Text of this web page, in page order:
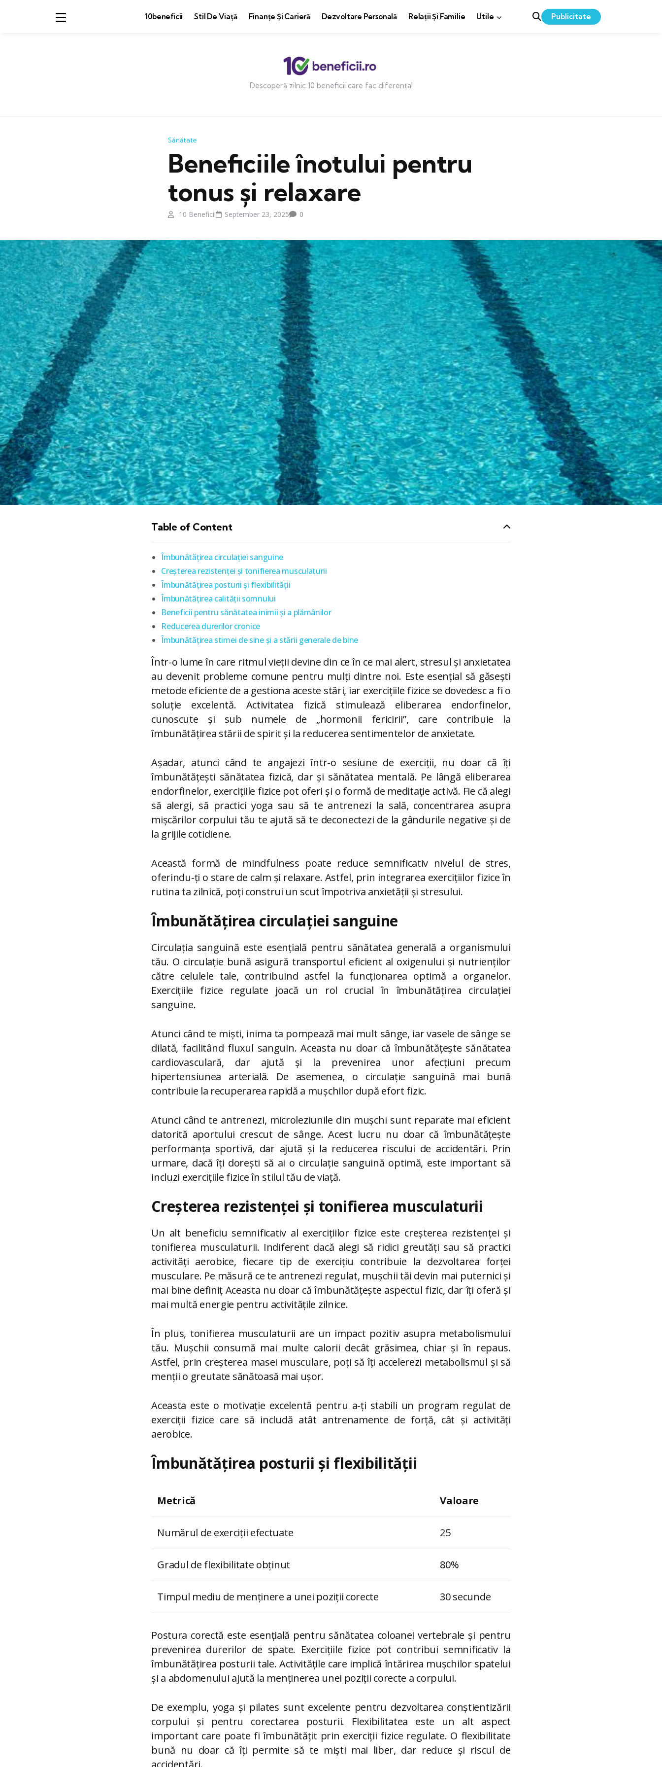
10beneficii Stil De Viață Finanțe Și Carieră Dezvoltare Personală Relații Și Familie Utile Publicitate
Descoperă zilnic 10 beneficii care fac diferența!
Sănătate
Beneficiile înotului pentru
tonus și relaxare
10 Beneficii September 23, 2025 0
Table of Content
Îmbunătățirea circulației sanguine
Creșterea rezistenței și tonifierea musculaturii
Îmbunătățirea posturii și flexibilității
Îmbunătățirea calității somnului
Beneficii pentru sănătatea inimii și a plămânilor
Reducerea durerilor cronice
Îmbunătățirea stimei de sine și a stării generale de bine
Într-o lume în care ritmul vieții devine din ce în ce mai alert, stresul și anxietatea
au devenit probleme comune pentru mulți dintre noi. Este esențial să găsești
metode eficiente de a gestiona aceste stări, iar exercițiile fizice se dovedesc a fi o
soluție excelentă. Activitatea fizică stimulează eliberarea endorfinelor,
cunoscute și sub numele de „hormonii fericirii”, care contribuie la
îmbunătățirea stării de spirit și la reducerea sentimentelor de anxietate.
Așadar, atunci când te angajezi într-o sesiune de exerciții, nu doar că îți
îmbunătățești sănătatea fizică, dar și sănătatea mentală. Pe lângă eliberarea
endorfinelor, exercițiile fizice pot oferi și o formă de meditație activă. Fie că alegi
să alergi, să practici yoga sau să te antrenezi la sală, concentrarea asupra
mișcărilor corpului tău te ajută să te deconectezi de la gândurile negative și de
la grijile cotidiene.
Această formă de mindfulness poate reduce semnificativ nivelul de stres,
oferindu-ți o stare de calm și relaxare. Astfel, prin integrarea exercițiilor fizice în
rutina ta zilnică, poți construi un scut împotriva anxietății și stresului.
Îmbunătățirea circulației sanguine
Circulația sanguină este esențială pentru sănătatea generală a organismului
tău. O circulație bună asigură transportul eficient al oxigenului și nutrienților
către celulele tale, contribuind astfel la funcționarea optimă a organelor.
Exercițiile fizice regulate joacă un rol crucial în îmbunătățirea circulației
sanguine.
Atunci când te miști, inima ta pompează mai mult sânge, iar vasele de sânge se
dilată, facilitând fluxul sanguin. Aceasta nu doar că îmbunătățește sănătatea
cardiovasculară, dar ajută și la prevenirea unor afecțiuni precum
hipertensiunea arterială. De asemenea, o circulație sanguină mai bună
contribuie la recuperarea rapidă a mușchilor după efort fizic.
Atunci când te antrenezi, microleziunile din mușchi sunt reparate mai eficient
datorită aportului crescut de sânge. Acest lucru nu doar că îmbunătățește
performanța sportivă, dar ajută și la reducerea riscului de accidentări. Prin
urmare, dacă îți dorești să ai o circulație sanguină optimă, este important să
incluzi exercițiile fizice în stilul tău de viață.
Creșterea rezistenței și tonifierea musculaturii
Un alt beneficiu semnificativ al exercițiilor fizice este creșterea rezistenței și
tonifierea musculaturii. Indiferent dacă alegi să ridici greutăți sau să practici
activități aerobice, fiecare tip de exercițiu contribuie la dezvoltarea forței
musculare. Pe măsură ce te antrenezi regulat, mușchii tăi devin mai puternici și
mai bine definiț Aceasta nu doar că îmbunătățește aspectul fizic, dar îți oferă și
mai multă energie pentru activitățile zilnice.
În plus, tonifierea musculaturii are un impact pozitiv asupra metabolismului
tău. Mușchii consumă mai multe calorii decât grăsimea, chiar și în repaus.
Astfel, prin creșterea masei musculare, poți să îți accelerezi metabolismul și să
menții o greutate sănătoasă mai ușor.
Aceasta este o motivație excelentă pentru a-ți stabili un program regulat de
exerciții fizice care să includă atât antrenamente de forță, cât și activități
aerobice.
Îmbunătățirea posturii și flexibilității
Metrică Valoare
Numărul de exerciții efectuate 25
Gradul de flexibilitate obținut 80%
Timpul mediu de menținere a unei poziții corecte 30 secunde
Postura corectă este esențială pentru sănătatea coloanei vertebrale și pentru
prevenirea durerilor de spate. Exercițiile fizice pot contribui semnificativ la
îmbunătățirea posturii tale. Activitățile care implică întărirea mușchilor spatelui
și a abdomenului ajută la menținerea unei poziții corecte a corpului.
De exemplu, yoga și pilates sunt excelente pentru dezvoltarea conștientizării
corpului și pentru corectarea posturii. Flexibilitatea este un alt aspect
important care poate fi îmbunătățit prin exerciții fizice regulate. O flexibilitate
bună nu doar că îți permite să te miști mai liber, dar reduce și riscul de
accidentări.